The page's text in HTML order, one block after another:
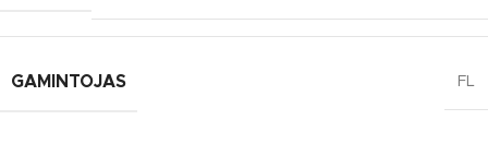
GAMINTOJAS FL